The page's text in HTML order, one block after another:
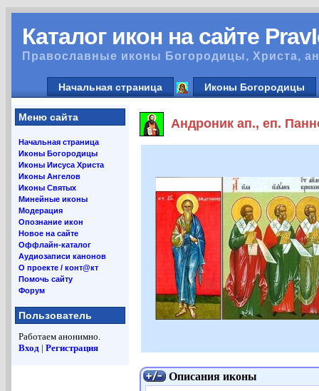
Каталог икон на сайте
Православные иконы Богородицы, Христа,
Начальная страница Иконы Богородицы
Меню сайта
Начальная страница
Иконы Богородицы
Иконы Иисуса Христа
Иконы Ангелов
Иконы Святых
Минейные иконы
Модерация
Опознание икон
Новое на сайте
Оффлайн-каталог
Аудиозаписи канонов
О проекте / конт@кт
Помочь сайту
Форум
Пользователь
Работаем анонимно.
Вход | Регистрация
Андроник ап., еп.
Описания иконы